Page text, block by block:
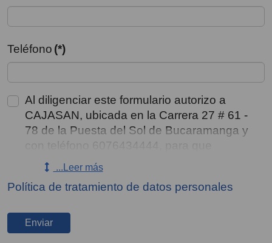
Teléfono (*)
Al diligenciar este formulario autorizo a
CAJASAN, ubicada en la Carrera 27 # 61 -
78 de la Puesta del Sol de Bucaramanga y
con teléfono 6076434444, para que
recolecte, almacene, use, circule y/o
suprima mis datos personales y los de mis
representados, consignados en este medio
de datos sensibles y de menores de edad
aun conociendo que no estoy obligado a
...Leer más
Política de tratamiento de datos personales
Enviar